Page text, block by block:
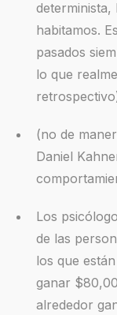
determinista,
habitamos.
pasados
lo que
(no de
Daniel
Los
de las
los que
ganar
alrededor